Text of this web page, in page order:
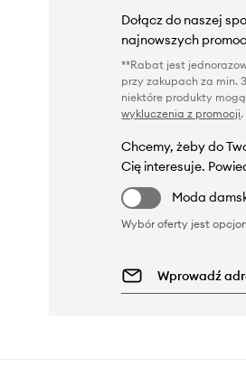
Dołącz do naszej
najnowszych
**Rabat jest
przy zakupach za min.
niektóre produkty
wykluczenia z promocji.
Chcemy, żeby do
Cię interesuje.
Moda
Wybór oferty jest